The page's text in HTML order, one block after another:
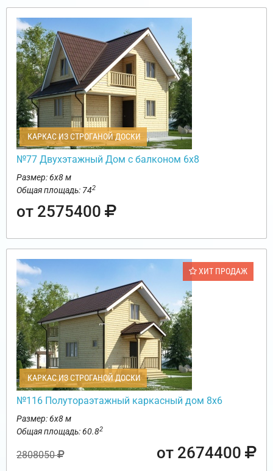
КАРКАС ИЗ СТРОГАНОЙ ДОСКИ
№77 Двухэтажный Дом с балконом 6х8
Размер: 6х8 м
Общая площадь: 742
от 2575400
ХИТ ПРОДАЖ
КАРКАС ИЗ СТРОГАНОЙ ДОСКИ
№116 Полутораэтажный каркасный дом 8х6
Размер: 6х8 м
Общая площадь: 60.82
2808050 от 2674400